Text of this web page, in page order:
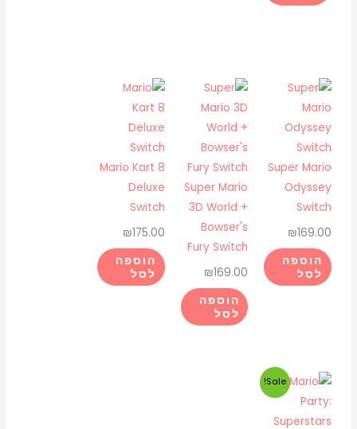
Super Mario
Odyssey
Switch
₪169.00
הוספה
לסל
Super Mario
3D World +
Bowser's
Fury Switch
₪169.00
הוספה
לסל
Mario Kart 8
Deluxe
Switch
₪175.00
הוספה
לסל
Sale!
המחיר
המקורי
היה:
המחיר
הנוכחי
הוא: